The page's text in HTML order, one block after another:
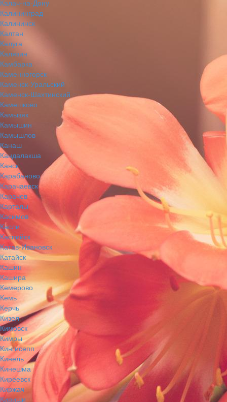
Калач-на-Дону
Калининград
Калининск
Калтан
Калуга
Калязин
Камбарка
Каменногорск
Каменск-Уральский
Каменск-Шахтинский
Камешково
Камызяк
Камышин
Камышлов
Канаш
Кандалакша
Канск
Карабаново
Карачаевск
Карачев
Карталы
Касимов
Касли
Каспийск
Катав-Ивановск
Катайск
Кашин
Кашира
Кемерово
Кемь
Керчь
Кизел
Кимовск
Кимры
Кингисепп
Кинель
Кинешма
Киреевск
Киржач
Кириши